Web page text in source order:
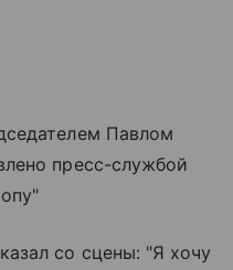
Павлом
пресс-службой
со сцены: "Я хочу